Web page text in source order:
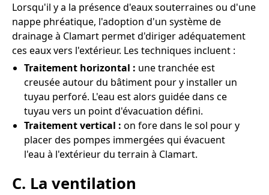
Lorsqu'il y a la présence d'eaux souterraines ou d'une
nappe phréatique, l'adoption d'un système de
drainage à Clamart permet d'diriger adéquatement
ces eaux vers l'extérieur. Les techniques incluent :
Traitement horizontal : une tranchée est
creusée autour du bâtiment pour y installer un
tuyau perforé. L'eau est alors guidée dans ce
tuyau vers un point d'évacuation défini.
Traitement vertical : on fore dans le sol pour y
placer des pompes immergées qui évacuent
l'eau à l'extérieur du terrain à Clamart.
C. La ventilation